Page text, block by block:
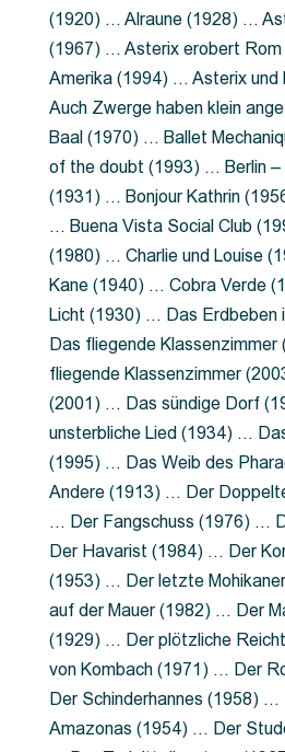
(1920) … Alraune (1928) …
(1967) … Asterix erobert
Amerika (1994) … Asterix
Auch Zwerge haben klein
Baal (1970) … Ballet
of the doubt (1993) … Berlin –
(1931) … Bonjour Kathrin
… Buena Vista Social Club
(1980) … Charlie und Louise
Kane (1940) … Cobra Verde
Licht (1930) … Das Erdbeben
Das fliegende
fliegende Klassenzimmer
(2001) … Das sündige Dorf
unsterbliche Lied (1934) …
(1995) … Das Weib des
Andere (1913) … Der
… Der Fangschuss (1976) …
Der Havarist (1984) … Der
(1953) … Der letzte
auf der Mauer (1982) … Der
(1929) … Der plötzliche
von Kombach (1971) … Der
Der Schinderhannes (1958) …
Amazonas (1954) … Der